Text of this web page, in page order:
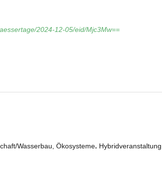
2024-12-05/eid/Mjc3Mw==
Wasserbau, Ökosysteme.